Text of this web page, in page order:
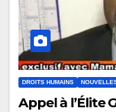
DROITS HUMAINS
Appel à l’Élite